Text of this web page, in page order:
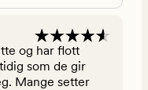
og har flott
som de gir
Mange setter